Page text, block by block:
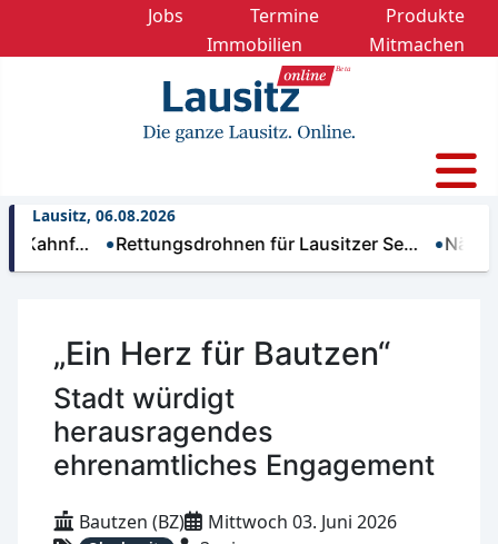
Jobs Termine
Produkte
Immobilien
Mitmachen
Lausitz, 06.08.2026
Rettungsdrohnen für Lausitzer Se… Nächtliche
„Ein Herz für Bautzen“
Stadt würdigt
herausragendes
ehrenamtliches Engagement
Bautzen (BZ) Mittwoch 03. Juni 2026